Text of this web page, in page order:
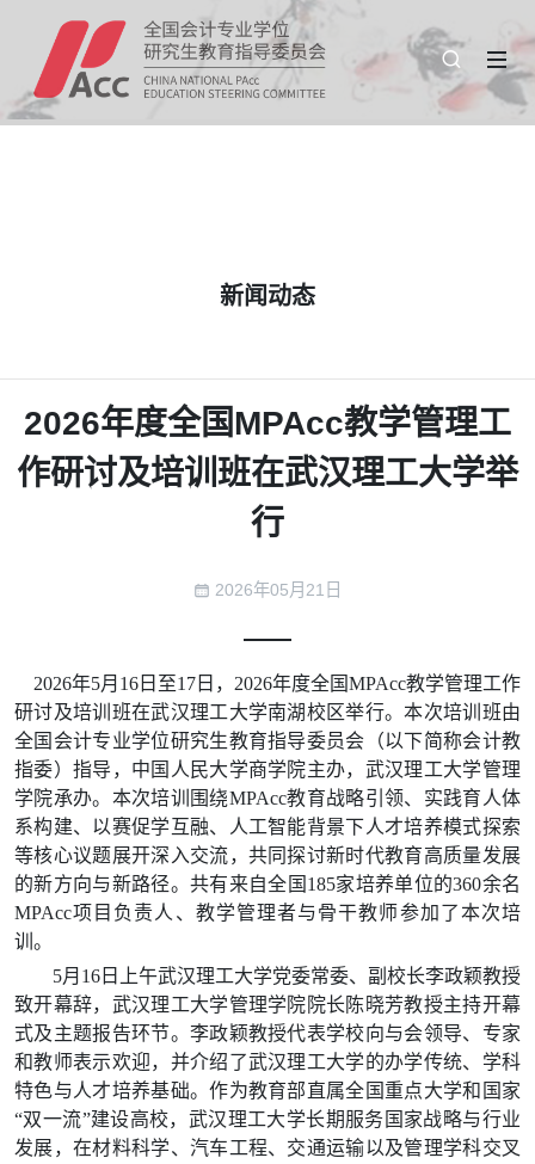
新闻动态
2026年度全国MPAcc教学管理工
作研讨及培训班在武汉理工大学举
行
2026年05月21日
2026年5月16日至17日，2026年度全国MPAcc教学管理工作
研讨及培训班在武汉理工大学南湖校区举行。本次培训班由
全国会计专业学位研究生教育指导委员会（以下简称会计教
指委）指导，中国人民大学商学院主办，武汉理工大学管理
学院承办。本次培训围绕MPAcc教育战略引领、实践育人体
系构建、以赛促学互融、人工智能背景下人才培养模式探索
等核心议题展开深入交流，共同探讨新时代教育高质量发展
的新方向与新路径。共有来自全国185家培养单位的360余名
MPAcc项目负责人、教学管理者与骨干教师参加了本次培
训。
5月16日上午武汉理工大学党委常委、副校长李政颖教授
致开幕辞，武汉理工大学管理学院院长陈晓芳教授主持开幕
式及主题报告环节。李政颖教授代表学校向与会领导、专家
和教师表示欢迎，并介绍了武汉理工大学的办学传统、学科
特色与人才培养基础。作为教育部直属全国重点大学和国家
“双一流”建设高校，武汉理工大学长期服务国家战略与行业
发展，在材料科学、汽车工程、交通运输以及管理学科交叉